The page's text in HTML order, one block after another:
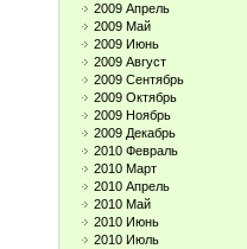
2009 Апрель
2009 Май
2009 Июнь
2009 Август
2009 Сентябрь
2009 Октябрь
2009 Ноябрь
2009 Декабрь
2010 Февраль
2010 Март
2010 Апрель
2010 Май
2010 Июнь
2010 Июль